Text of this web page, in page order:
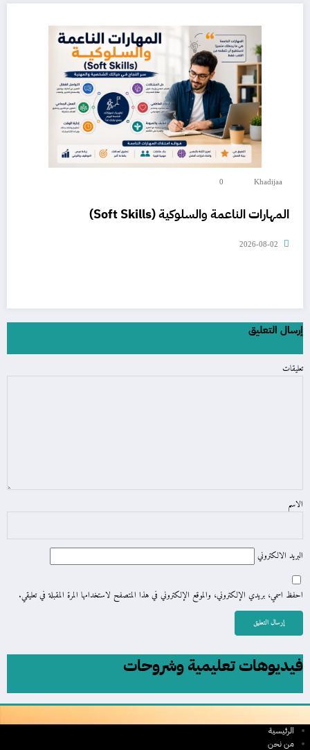
Khadijaa
0
المهارات الناعمة والسلوكية (Soft Skills)
2026-08-02
إرسال التعليق
تعليقات
الاسم
البريد الالكتروني
احفظ اسمي، بريدي الإلكتروني، والموقع الإلكتروني في هذا المتصفح لاستخدامها المرة المقبلة في تعليقي.
فيديوهات تعليمية وشروحات
الرئيسية
من نحن